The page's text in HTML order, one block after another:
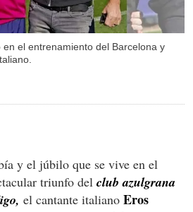
el entrenamiento del Barcelona y
y el júbilo que se vive en el
triunfo del club azulgrana
el cantante italiano Eros